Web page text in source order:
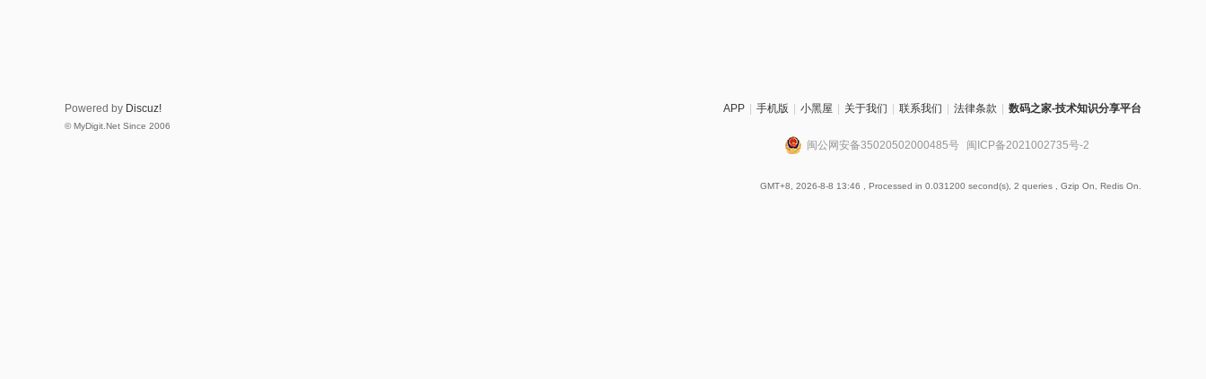
APP 手机版 小黑屋 关于我们 联系我们 法律条款 数码之家-技术知识分享平台
闽公网安备35020502000485号 闽ICP备2021002735号-2
GMT+8, 2026-8-8 13:46 , Processed in 0.031200 second(s), 2 queries , Gzip On, Redis On.
Powered by Discuz!
© MyDigit.Net Since 2006